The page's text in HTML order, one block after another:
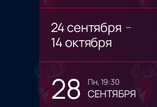
24 сентября —
14 октября
28 пн, 19:30
СЕНТЯБРЯ